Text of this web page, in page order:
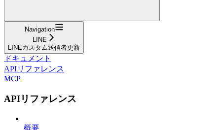
Navigation
LINE
LINEカスタム送信者更新
ドキュメント
APIリファレンス
MCP
APIリファレンス
概要